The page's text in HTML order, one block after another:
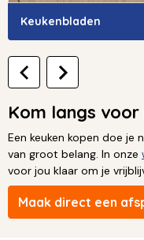
Keukenbladen
Kom langs
Een keuken kopen doe je
van groot belang. In onze
voor jou klaar om je
Maak direct een